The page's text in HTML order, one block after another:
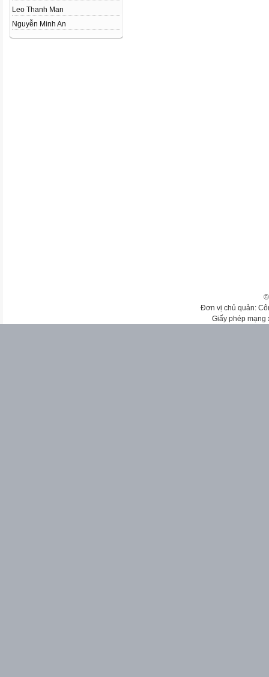
Leo Thanh Man
Nguyễn Minh An
Đơn vị chủ quản:
Giấy phép mạng